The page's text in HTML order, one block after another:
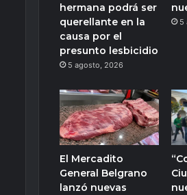
hermana podrá ser
querellante en la
causa por el
presunto lesbicidio
5 agosto, 2026
5
El Mercadito
General Belgrano
lanzó nuevas